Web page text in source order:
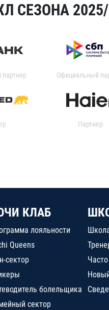
СЕЗОНА 2025/
Официальный
Партнер
КЛАБ
лояльности
Queens
сектор
болельщика
сектор